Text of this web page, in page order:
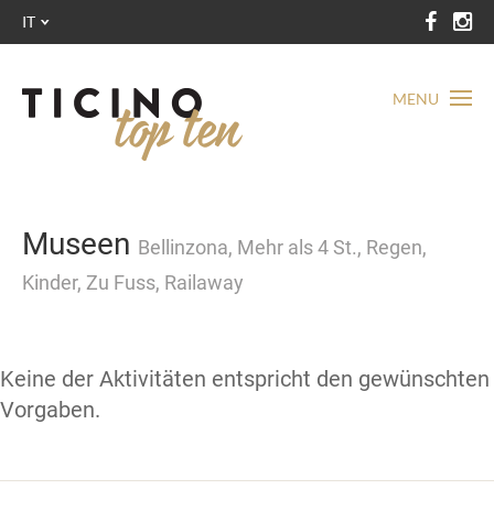
MENU
IT
Museen Bellinzona, Mehr als 4 St., Regen,
Kinder, Zu Fuss, Railaway
Keine der Aktivitäten entspricht den gewünschten
Vorgaben.